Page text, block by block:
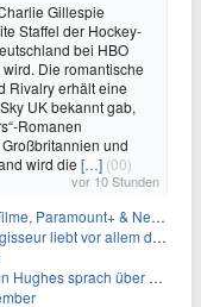
Gillespie
Staffel der Hockey-
bei HBO
Die romantische
Rivalry erhält eine
UK bekannt gab,
Romanen
und
wird die […] (00)
vor 10 Stunden
& Netflix für 19,99€/Monat
die 'Banalität' in seinen Filmen
Fortsetzung von 'The Breakfast Club'